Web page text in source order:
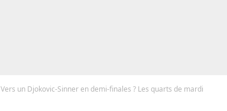
Vers un Djokovic-Sinner en demi-finales ? Les quarts de mardi